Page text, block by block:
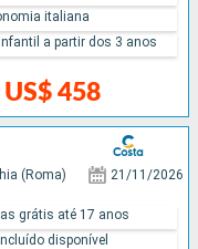
US$ 458
italiana
a partir dos 3 anos
(Roma) 21/11/2026
grátis até 17 anos
disponível